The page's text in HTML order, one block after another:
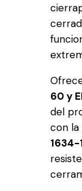
60 y
del
con la
1634-